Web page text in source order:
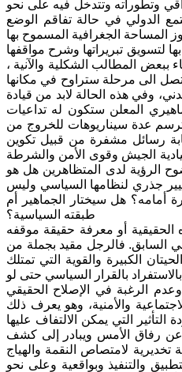
وتطوراته وتتدخل فيه على نحو
الدولي في حالة تفاقم الوضع
لتسويق تبريراتها وشرح مواقفها
ببعض المطالب الشكلية والآنية ،
الى مرحلة ستراوح في مكانها
وفي هذه الحالة لابد من قيادة
المعلن ستكون له تداعيات
عدة سيناريوهات للخروج من
رسائل مشفرة من قبيل تكوين
الجيش وقوى الأمن والشرطة
الرؤية لدى المتظاهرين هل هو
جذري لنظامها السياسي وليس
أمامه؟ هل سيختار الجماهير أم
طبقته السياسية؟
الحقيقية أو معرفة حقيقة موقفه
السابق. فالرجل مقيد بجملة من
الكبيرة والقوية التي تمتلك
بالقرار السياسي حتى لو
الرغبة في الإصلاح الحقيقي
والأمنية، وهو يعرف ذلك
التي يمكن الالتفاف عليها
عن رفاق الأمس ويبادر إلى كشف
لامتصاص النقمة والهياج
والتنفيذ وبواقعية وعلى نحو